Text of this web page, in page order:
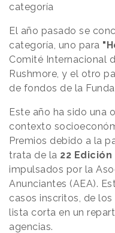
categoría
El año pasado se
categoría, uno para
Comité Internacional
Rushmore, y el otro
de fondos de la
Este año ha sido una
contexto
Premios debido a la
trata de la 22
impulsados por la
Anunciantes (AEA).
casos inscritos, de
lista corta en un
agencias.